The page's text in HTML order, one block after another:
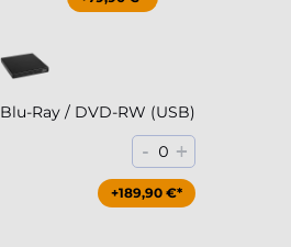
Blu-Ray / DVD-RW (USB)
- 0 +
+189,90 €*